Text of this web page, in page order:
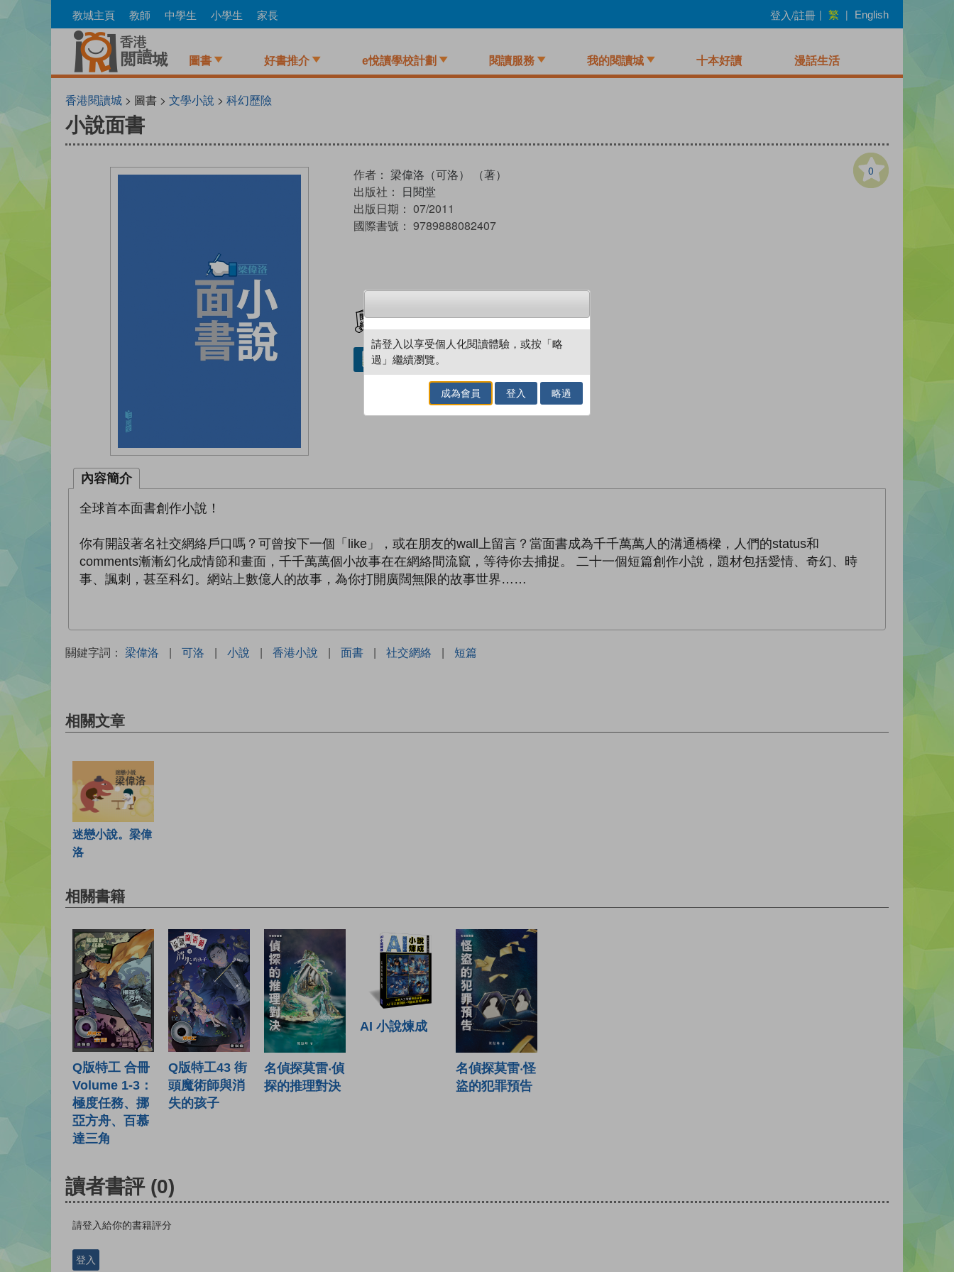
to
教城主頁 教師 中學生 小學生 家長 登入/註冊 | 繁 | English
圖書 好書推介 e悅讀學校計劃 閱讀服務 我的閱讀城 十本好讀 漫話生活
香港閱讀城 > 圖書 > 文學小說 > 科幻歷險
小說面書
0
作者： 梁偉洛（可洛） （著）
出版社： 日閱堂
出版日期： 07/2011
國際書號： 9789888082407
借閱實體書
內容簡介
全球首本面書創作小說！
你有開設著名社交網絡戶口嗎？可曾按下一個「like」，或在朋友的wall上留言？當面書成為千千萬萬人的溝通橋樑，人們的status和
comments漸漸幻化成情節和畫面，千千萬萬個小故事在在網絡間流竄，等待你去捕捉。 二十一個短篇創作小說，題材包括愛情、奇幻、時
事、諷刺，甚至科幻。網站上數億人的故事，為你打開廣闊無限的故事世界……
關鍵字詞： 梁偉洛 | 可洛 | 小說 | 香港小說 | 面書 | 社交網絡 | 短篇
相關文章
迷戀小說。梁偉
洛
相關書籍
Q版特工 合冊
Volume 1-3：
極度任務、挪
亞方舟、百慕
達三角
Q版特工43 街
頭魔術師與消
失的孩子
名偵探莫雷‧偵
探的推理對決
AI 小說煉成
名偵探莫雷‧怪
盜的犯罪預告
讀者書評 (0)
請登入給你的書籍評分
登入
請登入以享受個人化閱讀體驗，或按「略
過」繼續瀏覽。
成為會員 登入 略過